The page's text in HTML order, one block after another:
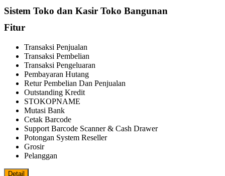
Sistem Toko dan Kasir Toko Bangunan
Fitur
Transaksi Penjualan
Transaksi Pembelian
Transaksi Pengeluaran
Pembayaran Hutang
Retur Pembelian Dan Penjualan
Outstanding Kredit
STOKOPNAME
Mutasi Bank
Cetak Barcode
Support Barcode Scanner & Cash Drawer
Potongan System Reseller
Grosir
Pelanggan
Detail